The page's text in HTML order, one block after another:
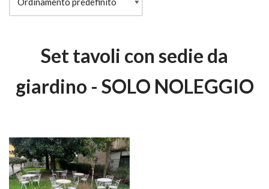
Set tavoli con sedie da
giardino - SOLO NOLEGGIO